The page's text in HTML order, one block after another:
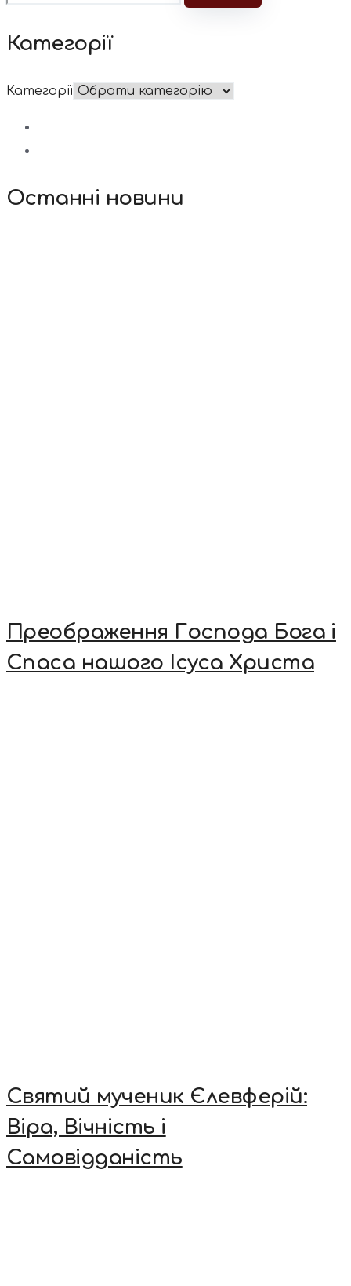
Категорії
Категорії
Останні новини
Преображення Господа Бога і
Спаса нашого Ісуса Христа
Святий мученик Єлевферій:
Віра, Вічність і
Самовідданість